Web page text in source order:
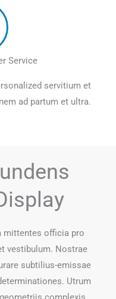
Service
servitium et
ad partum et ultra.
mittentes officia pro
vestibulum. Nostrae
subtilius-emissae
Utrum